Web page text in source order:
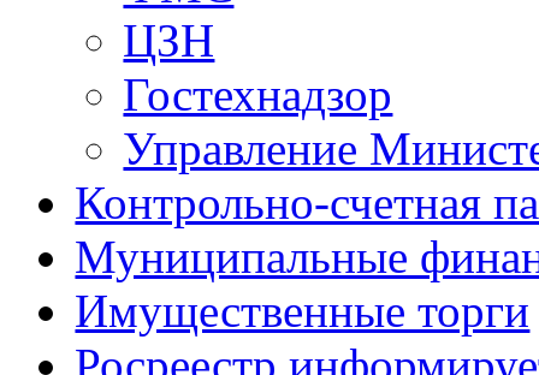
ЦЗН
Гостехнадзор
Управление
Контрольно-счетная
Муниципальные
Имущественные торги
Росреестр